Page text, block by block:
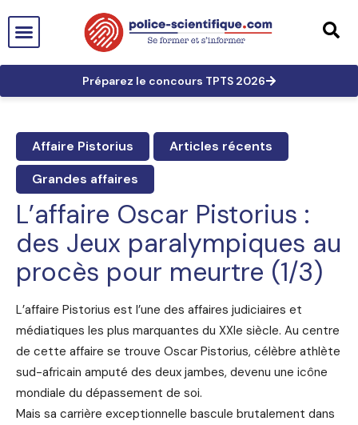
Préparez le concours TPTS 2026
Affaire Pistorius
Articles récents
Grandes affaires
L’affaire Oscar Pistorius :
des Jeux paralympiques au
procès pour meurtre (1/3)
L’affaire Pistorius est l’une des affaires judiciaires et
médiatiques les plus marquantes du XXIe siècle. Au centre
de cette affaire se trouve Oscar Pistorius, célèbre athlète
sud-africain amputé des deux jambes, devenu une icône
mondiale du dépassement de soi.
Mais sa carrière exceptionnelle bascule brutalement dans